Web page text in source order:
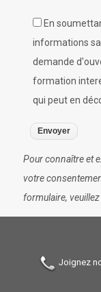
En
informations
demande
formation
qui peut en
Pour connaître et
votre
formulaire,
Joignez